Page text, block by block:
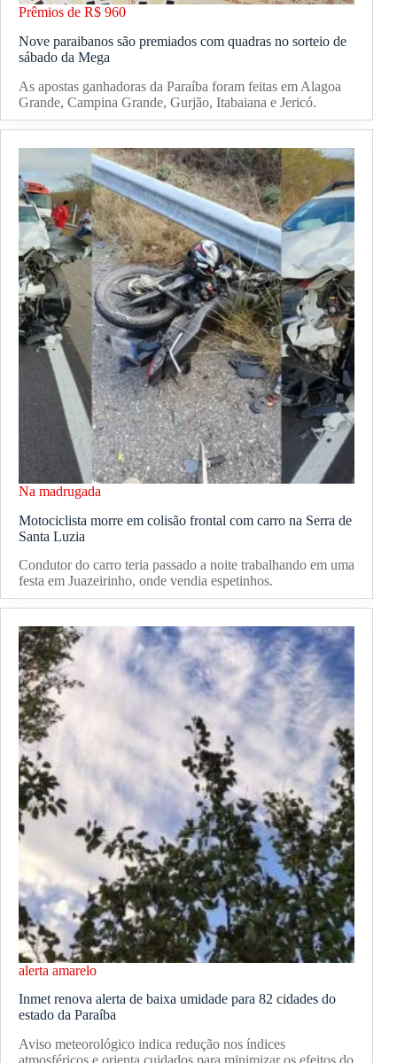
Prêmios de R$ 960
Nove paraibanos são premiados com quadras no sorteio de
sábado da Mega
As apostas ganhadoras da Paraíba foram feitas em Alagoa
Grande, Campina Grande, Gurjão, Itabaiana e Jericó.
Na madrugada
Motociclista morre em colisão frontal com carro na Serra de
Santa Luzia
Condutor do carro teria passado a noite trabalhando em uma
festa em Juazeirinho, onde vendia espetinhos.
alerta amarelo
Inmet renova alerta de baixa umidade para 82 cidades do
estado da Paraíba
Aviso meteorológico indica redução nos índices